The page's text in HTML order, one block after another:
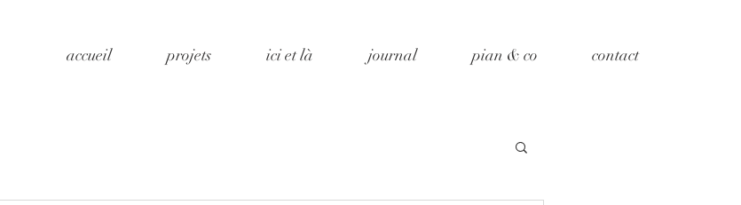
accueil projets ici et là journal pian & co contact